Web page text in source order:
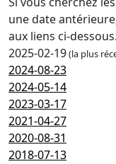
une date
aux liens ci-dessous.
2025-02-19(la plus
2024-08-23
2024-05-14
2023-03-17
2021-04-27
2020-08-31
2018-07-13